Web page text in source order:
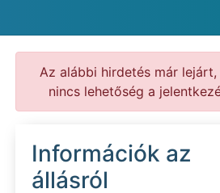
Az alábbi hirdetés már
nincs lehetőség a
Információk az
állásról